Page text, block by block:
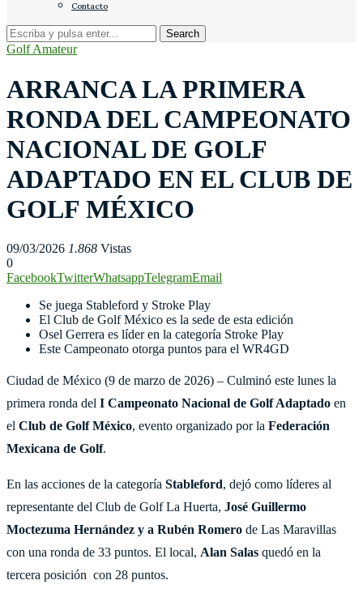
Contacto
Golf Amateur
ARRANCA LA PRIMERA
RONDA DEL CAMPEONATO
NACIONAL DE GOLF
ADAPTADO EN EL CLUB DE
GOLF MÉXICO
09/03/2026 1.868 Vistas
0
FacebookTwitterWhatsappTelegramEmail
Se juega Stableford y Stroke Play
El Club de Golf México es la sede de esta edición
Osel Gerrera es líder en la categoría Stroke Play
Este Campeonato otorga puntos para el WR4GD
Ciudad de México (9 de marzo de 2026) – Culminó este lunes la
primera ronda del I Campeonato Nacional de Golf Adaptado en
el Club de Golf México, evento organizado por la Federación
Mexicana de Golf.
En las acciones de la categoría Stableford, dejó como líderes al
representante del Club de Golf La Huerta, José Guillermo
Moctezuma Hernández y a Rubén Romero de Las Maravillas
con una ronda de 33 puntos. El local, Alan Salas quedó en la
tercera posición con 28 puntos.